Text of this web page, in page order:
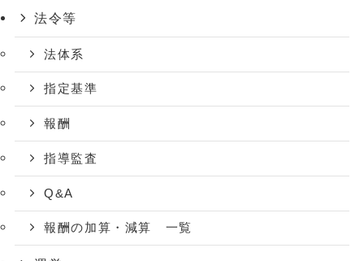
法令等
法体系
指定基準
報酬
指導監査
Q&A
報酬の加算・減算 一覧